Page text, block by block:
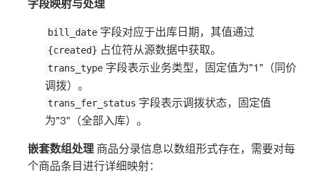
bill_date 字段对应于出库日期，其值通过
{created} 占位符从源数据中获取。
trans_type 字段表示业务类型，固定值为"1"（同价
调拨）。
trans_fer_status 字段表示调拨状态，固定值
为"3"（全部入库）。
嵌套数组处理 商品分录信息以数组形式存在，需要对每
个商品条目进行详细映射：